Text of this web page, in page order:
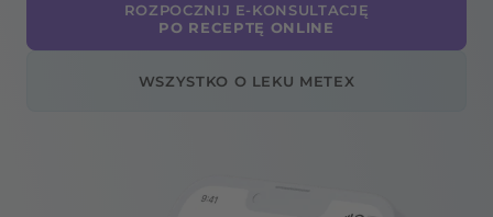
ROZPOCZNIJ E-KONSULTACJĘ
PO RECEPTĘ ONLINE
WSZYSTKO O LEKU METEX